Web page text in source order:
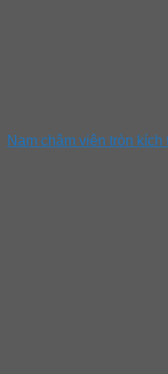
Nam châm viên tròn